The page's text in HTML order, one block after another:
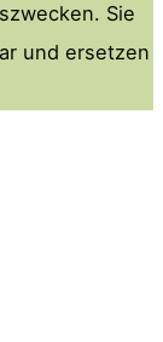
Sie
und ersetzen